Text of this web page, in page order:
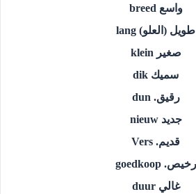
واسع breed
طويل (العلو) lang
صغير klein
سميك dik
رقيق. dun
جديد nieuw
قديم. Vers
رخيص. goedkoop
غالي duur